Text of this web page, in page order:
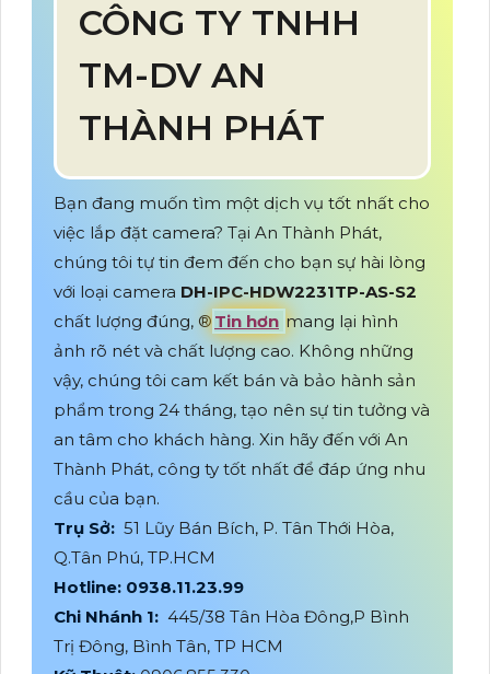
CÔNG TY TNHH
TM-DV AN
THÀNH PHÁT
Bạn đang muốn tìm một dịch vụ tốt nhất cho
việc lắp đặt camera? Tại An Thành Phát,
chúng tôi tự tin đem đến cho bạn sự hài lòng
với loại camera DH-IPC-HDW2231TP-AS-S2
chất lượng đúng, ®️ Tin hơn mang lại hình
ảnh rõ nét và chất lượng cao. Không những
vậy, chúng tôi cam kết bán và bảo hành sản
phẩm trong 24 tháng, tạo nên sự tin tưởng và
an tâm cho khách hàng. Xin hãy đến với An
Thành Phát, công ty tốt nhất để đáp ứng nhu
cầu của bạn.
Trụ Sở: 51 Lũy Bán Bích, P. Tân Thới Hòa,
Q.Tân Phú, TP.HCM
Hotline: 0938.11.23.99
Chi Nhánh 1: 445/38 Tân Hòa Đông,P Bình
Trị Đông, Bình Tân, TP HCM